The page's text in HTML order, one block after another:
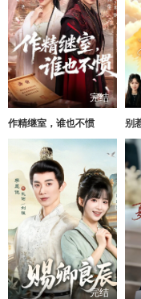
完结
作精继室，谁也不惯 别
完结